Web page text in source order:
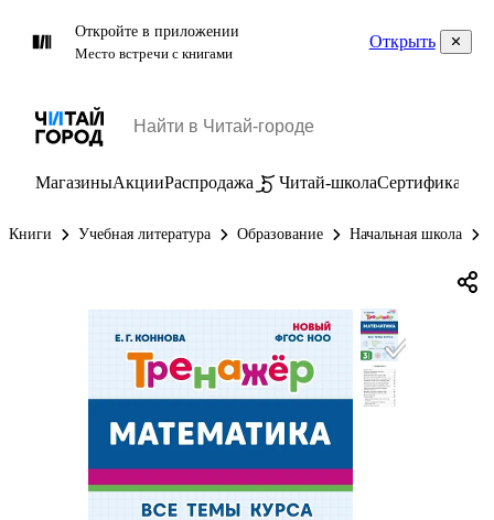
Откройте в приложении
Место встречи с книгами
Открыть
МагазиныАкцииРаспродажа Читай-школаСертификаты
Книги Учебная литература Образование Начальная школа